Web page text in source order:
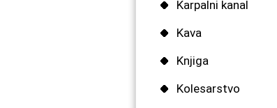
Karpalni kanal
Kava
Knjiga
Kolesarstvo